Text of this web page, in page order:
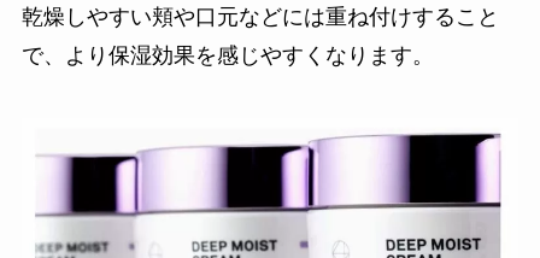
乾燥しやすい頬や口元などには重ね付けすること
で、より保湿効果を感じやすくなります。